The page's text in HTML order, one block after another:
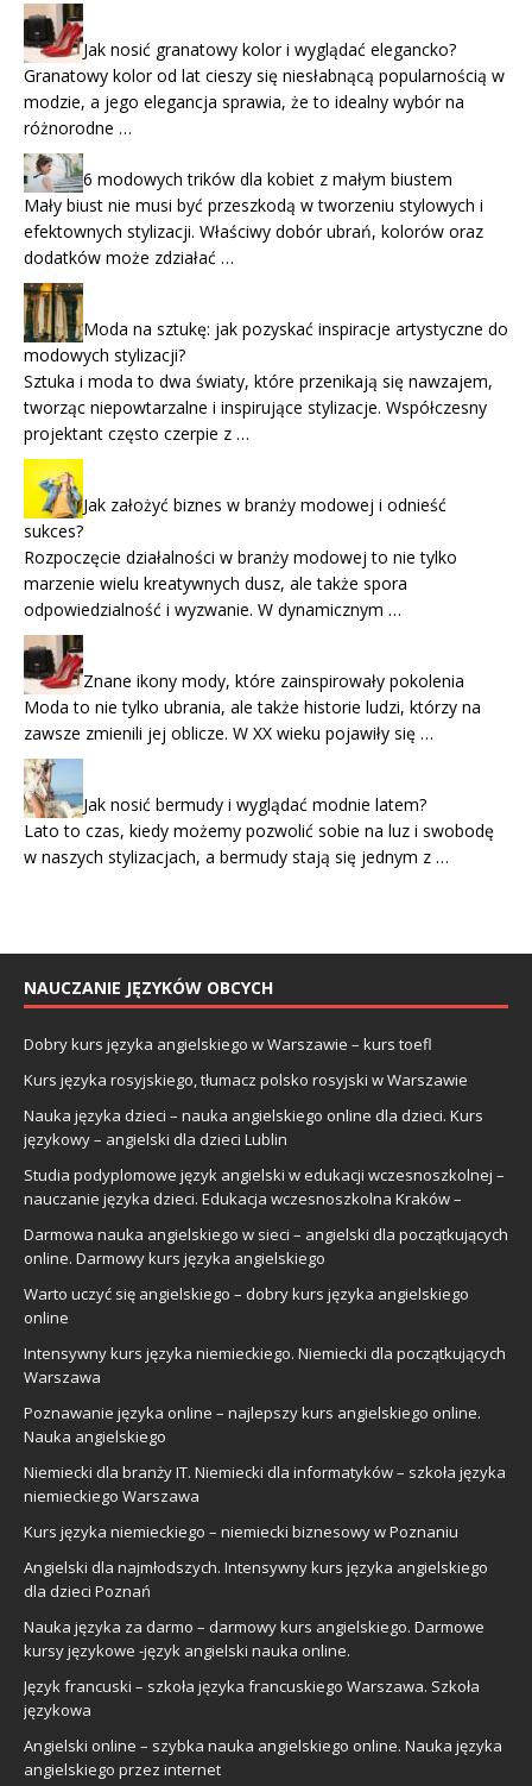
Jak nosić granatowy kolor i wyglądać elegancko?
Granatowy kolor od lat cieszy się niesłabnącą popularnością w
modzie, a jego elegancja sprawia, że to idealny wybór na
różnorodne …
6 modowych trików dla kobiet z małym biustem
Mały biust nie musi być przeszkodą w tworzeniu stylowych i
efektownych stylizacji. Właściwy dobór ubrań, kolorów oraz
dodatków może zdziałać …
Moda na sztukę: jak pozyskać inspiracje artystyczne do
modowych stylizacji?
Sztuka i moda to dwa światy, które przenikają się nawzajem,
tworząc niepowtarzalne i inspirujące stylizacje. Współczesny
projektant często czerpie z …
Jak założyć biznes w branży modowej i odnieść
sukces?
Rozpoczęcie działalności w branży modowej to nie tylko
marzenie wielu kreatywnych dusz, ale także spora
odpowiedzialność i wyzwanie. W dynamicznym …
Znane ikony mody, które zainspirowały pokolenia
Moda to nie tylko ubrania, ale także historie ludzi, którzy na
zawsze zmienili jej oblicze. W XX wieku pojawiły się …
Jak nosić bermudy i wyglądać modnie latem?
Lato to czas, kiedy możemy pozwolić sobie na luz i swobodę
w naszych stylizacjach, a bermudy stają się jednym z …
NAUCZANIE JĘZYKÓW OBCYCH
Dobry kurs języka angielskiego w Warszawie – kurs toefl
Kurs języka rosyjskiego, tłumacz polsko rosyjski w Warszawie
Nauka języka dzieci – nauka angielskiego online dla dzieci. Kurs
językowy – angielski dla dzieci Lublin
Studia podyplomowe język angielski w edukacji wczesnoszkolnej –
nauczanie języka dzieci. Edukacja wczesnoszkolna Kraków –
Darmowa nauka angielskiego w sieci – angielski dla początkujących
online. Darmowy kurs języka angielskiego
Warto uczyć się angielskiego – dobry kurs języka angielskiego
online
Intensywny kurs języka niemieckiego. Niemiecki dla początkujących
Warszawa
Poznawanie języka online – najlepszy kurs angielskiego online.
Nauka angielskiego
Niemiecki dla branży IT. Niemiecki dla informatyków – szkoła języka
niemieckiego Warszawa
Kurs języka niemieckiego – niemiecki biznesowy w Poznaniu
Angielski dla najmłodszych. Intensywny kurs języka angielskiego
dla dzieci Poznań
Nauka języka za darmo – darmowy kurs angielskiego. Darmowe
kursy językowe -język angielski nauka online.
Język francuski – szkoła języka francuskiego Warszawa. Szkoła
językowa
Angielski online – szybka nauka angielskiego online. Nauka języka
angielskiego przez internet